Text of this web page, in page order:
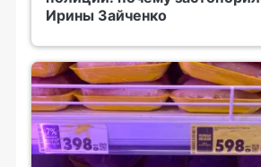
Ирины Зайченко